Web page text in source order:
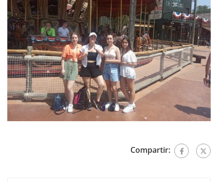
Compartir: